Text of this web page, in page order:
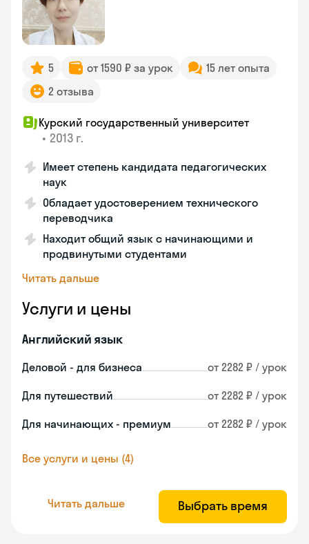
5 от 1590 ₽ за урок
15 лет опыта
2 отзыва
Курский государственный университет
• 2013 г.
Имеет степень кандидата педагогических
наук
Обладает удостоверением технического
переводчика
Находит общий язык с начинающими и
продвинутыми студентами
Читать дальше
Услуги и цены
Английский язык
Деловой - для бизнеса от 2282 ₽ / урок
Для путешествий от 2282 ₽ / урок
Для начинающих - премиум от 2282 ₽ / урок
Все услуги и цены (4)
Читать дальше Выбрать время